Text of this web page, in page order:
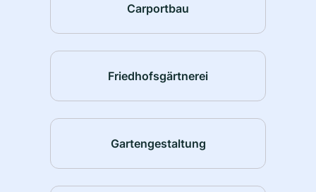
Carportbau
Friedhofsgärtnerei
Gartengestaltung